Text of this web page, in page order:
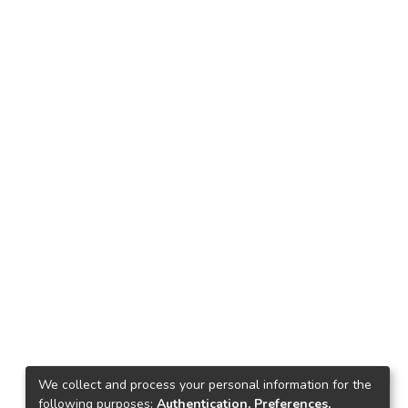
We collect and process your personal information for the
following purposes: Authentication, Preferences,